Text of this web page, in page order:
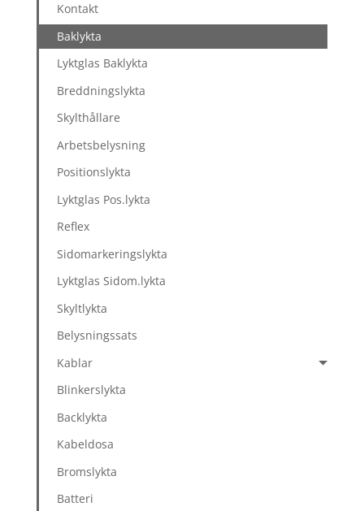
Kontakt
Baklykta
Lyktglas Baklykta
Breddningslykta
Skylthållare
Arbetsbelysning
Positionslykta
Lyktglas Pos.lykta
Reflex
Sidomarkeringslykta
Lyktglas Sidom.lykta
Skyltlykta
Belysningssats
Kablar
Blinkerslykta
Backlykta
Kabeldosa
Bromslykta
Batteri